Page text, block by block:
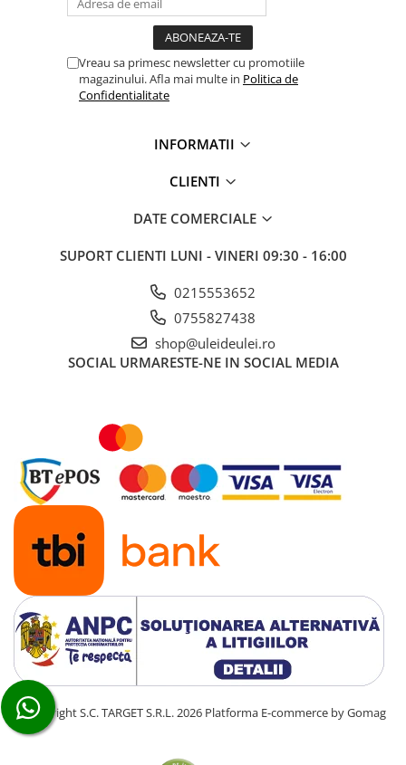
■ Vopsea spray
■ Sistem AC
► Ulei motor autoturisme
■ Ulei motor CASTROL
■ Ulei motor MOBIL
■ Ulei motor VALVOLINE
■ Ulei motor ROWE
■ Ulei motor SHELL
■ Ulei motor TOTAL
■ Ulei motor ARAL
■ Ulei motor ELF
■ Ulei motor METABOND
■ Ulei motor MANNOL
■ Ulei motor KROON
■ Ulei motor KROSS
■ Ulei motor SELENIA
■ Ulei motor CYCLON
■ Ulei motor OEM
Ulei motor DACIA
Vreau sa primesc newsletter cu promotiile
magazinului. Afla mai multe in Politica de
Confidentialitate
INFORMATII
CLIENTI
DATE COMERCIALE
SUPORT CLIENTI LUNI - VINERI 09:30 - 16:00
0215553652
0755827438
shop@uleideulei.ro
SOCIAL URMARESTE-NE IN SOCIAL MEDIA
©Copyright S.C. TARGET S.R.L. 2026 Platforma E-commerce by Gomag